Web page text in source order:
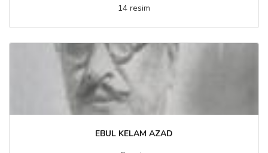
14 resim
EBUL KELAM AZAD